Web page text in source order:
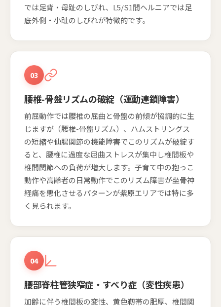
では足背・母趾のしびれ、L5/S1間ヘルニアでは足
底外側・小趾のしびれが特徴的です。
03
腰椎-骨盤リズムの破綻（運動連鎖障害）
前屈動作では腰椎の屈曲と骨盤の前傾が協調的に生
じますが（腰椎-骨盤リズム）、ハムストリングス
の短縮や仙腸関節の機能障害でこのリズムが破綻す
ると、腰椎に過度な屈曲ストレスが集中し椎間板や
椎間関節への負荷が増大します。子育て中の抱っこ
動作や高齢者の日常動作でこのリズム障害が坐骨神
経痛を悪化させるパターンが紫原エリアでは特に多
く見られます。
04
腰部脊柱管狭窄症・すべり症（変性疾患）
加齢に伴う椎間板の変性、黄色靭帯の肥厚、椎間関